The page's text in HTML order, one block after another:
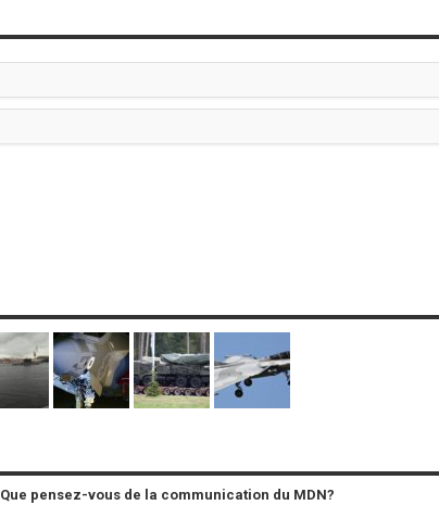
Que pensez-vous de la communication du MDN?